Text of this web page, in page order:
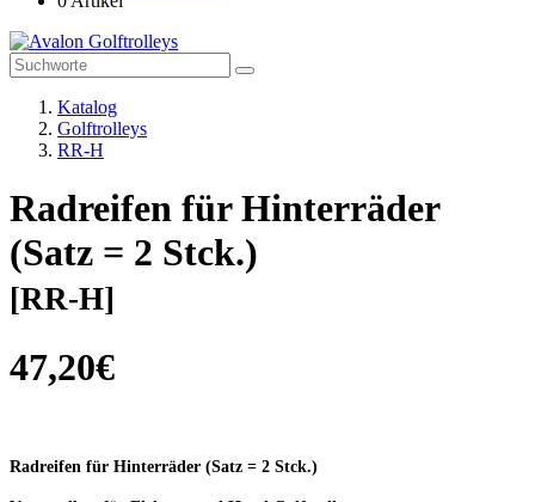
Katalog
Golftrolleys
RR-H
Radreifen für Hinterräder
(Satz = 2 Stck.)
[RR-H]
47,20€
Radreifen für Hinterräder (Satz = 2 Stck.)